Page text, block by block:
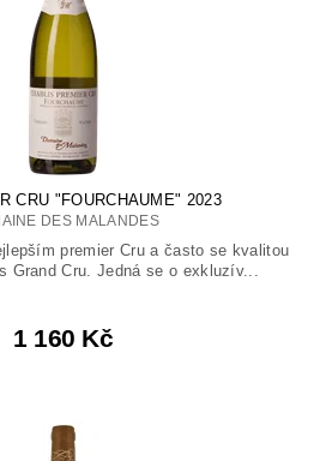
CRU "FOURCHAUME" 2023
DES MALANDES
premier Cru a často se kvalitou
Grand Cru. Jedná se o exkluzív...
1 160 Kč